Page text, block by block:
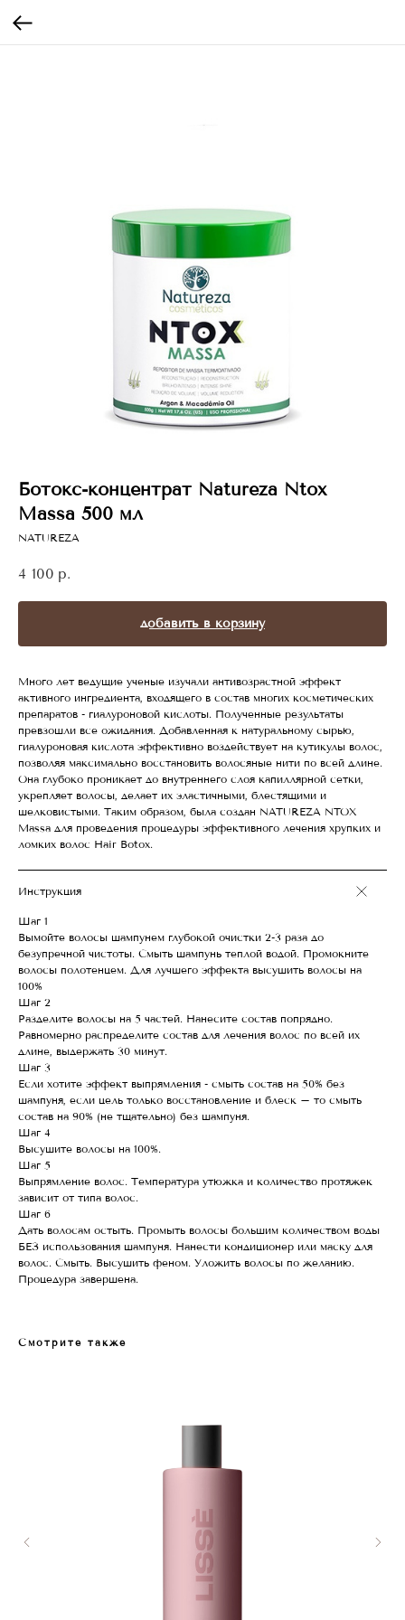
Ботокс-концентрат Natureza Ntox
Massa 500 мл
NATUREZA
4 100 р.
добавить в корзину
Много лет ведущие ученые изучали антивозрастной эффект
активного ингредиента, входящего в состав многих косметических
препаратов - гиалуроновой кислоты. Полученные результаты
превзошли все ожидания. Добавленная к натуральному сырью,
гиалуроновая кислота эффективно воздействует на кутикулы волос,
позволяя максимально восстановить волосяные нити по всей длине.
Она глубоко проникает до внутреннего слоя капиллярной сетки,
укрепляет волосы, делает их эластичными, блестящими и
шелковистыми. Таким образом, была создан NATUREZA NTOX
Massa для проведения процедуры эффективного лечения хрупких и
ломких волос Hair Botox.
Инструкция
Шаг 1
Вымойте волосы шампунем глубокой очистки 2-3 раза до
безупречной чистоты. Смыть шампунь теплой водой. Промокните
волосы полотенцем. Для лучшего эффекта высушить волосы на
100%
Шаг 2
Разделите волосы на 5 частей. Нанесите состав попрядно.
Равномерно распределите состав для лечения волос по всей их
длине, выдержать 30 минут.
Шаг 3
Если хотите эффект выпрямления - смыть состав на 50% без
шампуня, если цель только восстановление и блеск – то смыть
состав на 90% (не тщательно) без шампуня.
Шаг 4
Высушите волосы на 100%.
Шаг 5
Выпрямление волос. Температура утюжка и количество протяжек
зависит от типа волос.
Шаг 6
Дать волосам остыть. Промыть волосы большим количеством воды
БЕЗ использования шампуня. Нанести кондиционер или маску для
волос. Смыть. Высушить феном. Уложить волосы по желанию.
Процедура завершена.
Смотрите также